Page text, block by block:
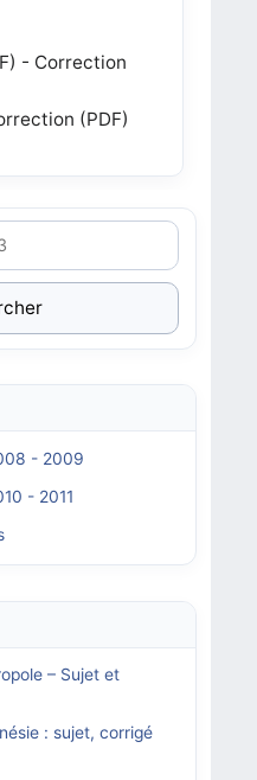
- Correction
(PDF)
- 2009
- 2011
– Sujet et
: sujet, corrigé